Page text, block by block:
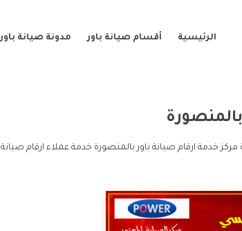
الرئيسية أقسام صيانة باور مدونة صيانة باور
خدمة ارقام صيانة باور بالمنصورة خدمة عملاء ارقام